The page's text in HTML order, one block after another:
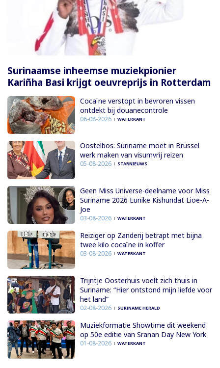
Surinaamse inheemse muziekpionier
Kariñha Basi krijgt oeuvreprijs in Rotterdam
Cocaïne verstopt in bevroren vissen
ontdekt bij douanecontrole
06-08-2026 WATERKANT
Oostelbos: Suriname moet in Brussel
werk maken van visumvrij reizen
05-08-2026 STARNIEUWS
Geen Miss Universe-deelname voor Miss
Suriname 2026 Eunike Kishundat Lioe-A-
Joe
03-08-2026 WATERKANT
Reiziger op Zanderij betrapt met bijna
twee kilo cocaïne in koffer
03-08-2026 WATERKANT
Trijntje Oosterhuis voelt zich thuis in
Suriname: “Hier ontstond mijn liefde voor
het land”
02-08-2026 SURINAME HERALD
Muziekformatie Showtime dit weekend
op 50e editie van Sranan Day New York
01-08-2026 WATERKANT